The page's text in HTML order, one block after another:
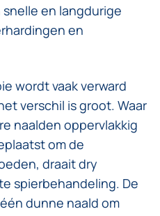
en langdurige
en
wordt vaak verward
verschil is groot. Waar
naalden oppervlakkig
om de
draait dry
spierbehandeling. De
dunne naald om